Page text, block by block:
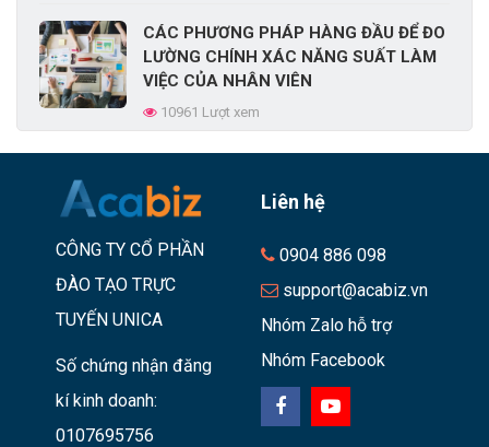
CÁC PHƯƠNG PHÁP HÀNG ĐẦU ĐỂ ĐO
LƯỜNG CHÍNH XÁC NĂNG SUẤT LÀM
VIỆC CỦA NHÂN VIÊN
10961 Lượt xem
CÔNG TY CỔ PHẦN
ĐÀO TẠO TRỰC
TUYẾN UNICA
Số chứng nhận đăng
kí kinh doanh:
0107695756
Liên hệ
0904 886 098
support@acabiz.vn
Nhóm Zalo hỗ trợ
Nhóm Facebook